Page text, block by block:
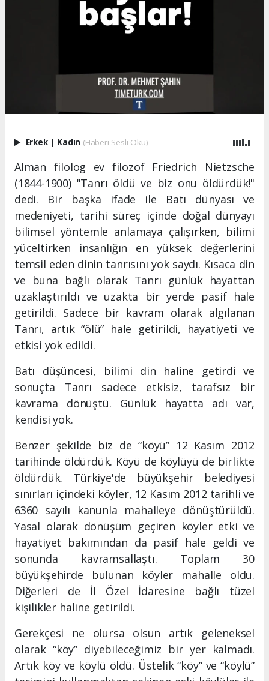
Erkek Kadın (Haberi Sesli Oku)
Alman filolog ev filozof Friedrich Nietzsche
(1844-1900) "Tanrı öldü ve biz onu öldürdük!"
dedi. Bir başka ifade ile Batı dünyası ve
medeniyeti, tarihi süreç içinde doğal dünyayı
bilimsel yöntemle anlamaya çalışırken, bilimi
yüceltirken insanlığın en yüksek değerlerini
temsil eden dinin tanrısını yok saydı. Kısaca din
ve buna bağlı olarak Tanrı günlük hayattan
uzaklaştırıldı ve uzakta bir yerde pasif hale
getirildi. Sadece bir kavram olarak algılanan
Tanrı, artık “ölü” hale getirildi, hayatiyeti ve
etkisi yok edildi.
Batı düşüncesi, bilimi din haline getirdi ve
sonuçta Tanrı sadece etkisiz, tarafsız bir
kavrama dönüştü. Günlük hayatta adı var,
kendisi yok.
Benzer şekilde biz de “köyü” 12 Kasım 2012
tarihinde öldürdük. Köyü de köylüyü de birlikte
öldürdük. Türkiye'de büyükşehir belediyesi
sınırları içindeki köyler, 12 Kasım 2012 tarihli ve
6360 sayılı kanunla mahalleye dönüştürüldü.
Yasal olarak dönüşüm geçiren köyler etki ve
hayatiyet bakımından da pasif hale geldi ve
sonunda kavramsallaştı. Toplam 30
büyükşehirde bulunan köyler mahalle oldu.
Diğerleri de İl Özel İdaresine bağlı tüzel
kişilikler haline getirildi.
Gerekçesi ne olursa olsun artık geleneksel
olarak “köy” diyebileceğimiz bir yer kalmadı.
Artık köy ve köylü öldü. Üstelik “köy” ve “köylü”